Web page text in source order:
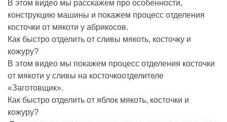
В этом видео мы расскажем про особенности,
конструкцию машины и покажем процесс отделения
косточки от мякоти у абрикосов.
Как быстро отделить от сливы мякоть, косточку и
кожуру?
В этом видео мы покажем процесс отделения косточки
от мякоти у сливы на косточкоотделителе
«Заготовщик».
Как быстро отделить от яблок мякоть, косточки и
кожуру?